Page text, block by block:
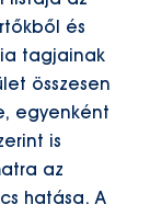
és
tagjainak
összesen
egyenként
is
az
hatása. A